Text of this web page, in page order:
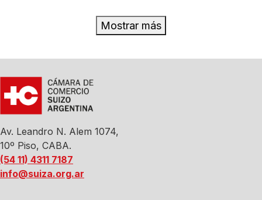
Mostrar más
Av. Leandro N. Alem 1074,
10º Piso, CABA.
(54 11) 4311 7187
info@suiza.org.ar